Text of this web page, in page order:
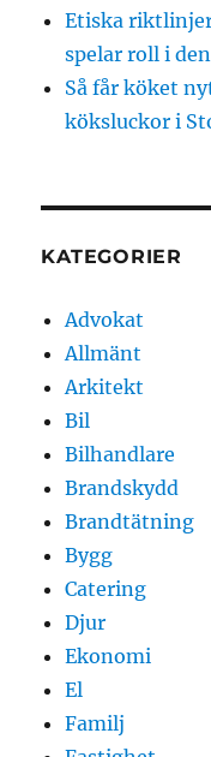
Etiska
spelar roll i
Så får köket
köksluckor i
KATEGORIER
Advokat
Allmänt
Arkitekt
Bil
Bilhandlare
Brandskydd
Brandtätning
Bygg
Catering
Djur
Ekonomi
El
Familj